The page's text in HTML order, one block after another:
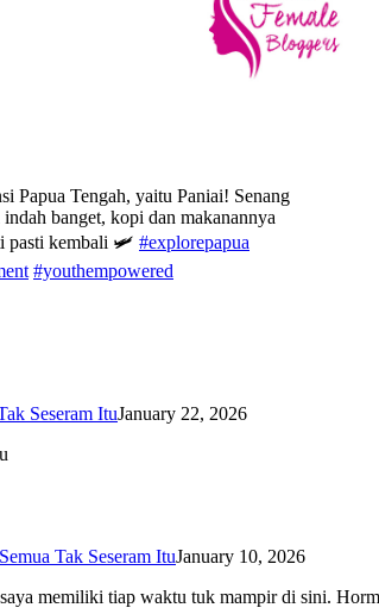
Papua Tengah, yaitu Paniai! Senang
banget, kopi dan makanannya
pasti kembali 🛩️ #explorepapua
#youthempowered
Seseram ItuJanuary 22, 2026
Tak Seseram ItuJanuary 10, 2026
memiliki tiap waktu tuk mampir di sini.